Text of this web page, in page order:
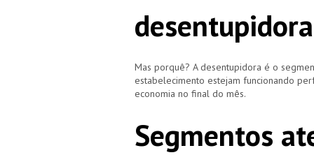
Mas porquê? A desentupidora é o
estabelecimento estejam funcionando
economia no final do mês.
Segmentos